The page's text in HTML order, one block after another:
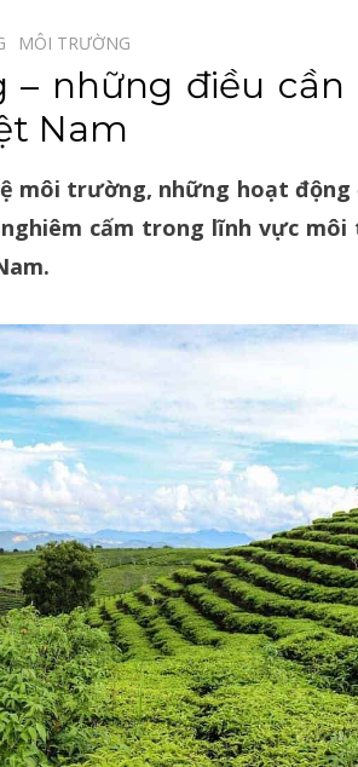
MÔI TRƯỜNG⠀
– những điều
Nam
môi trường, những hoạt động
nghiêm cấm trong lĩnh vực